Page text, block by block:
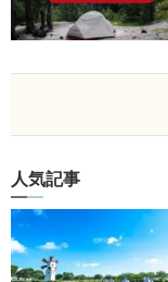
人気記事